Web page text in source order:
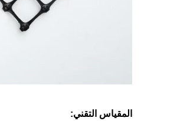
المقياس التقني: